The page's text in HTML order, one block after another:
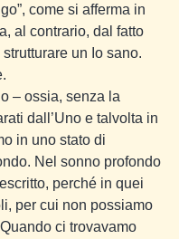
come si afferma in
al contrario, dal fatto
un Io sano.
– ossia, senza la
dall’Uno e talvolta in
in uno stato di
Nel sonno profondo
perché in quei
per cui non possiamo
ci trovavamo